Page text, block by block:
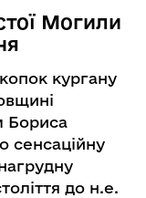
Могили
кургану
Бориса
сенсаційну
до н.е.